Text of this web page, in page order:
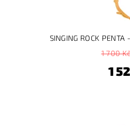
SINGING ROCK PENTA
1 700
1